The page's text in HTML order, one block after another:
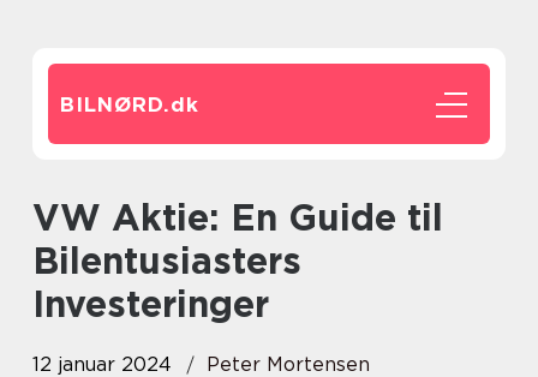
BILNØRD.dk
VW Aktie: En Guide til
Bilentusiasters
Investeringer
12 januar 2024
Peter Mortensen